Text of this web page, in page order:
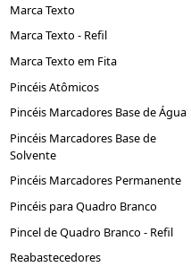
Marca Texto
Marca Texto - Refil
Marca Texto em Fita
Pincéis Atômicos
Pincéis Marcadores Base de Água
Pincéis Marcadores Base de
Solvente
Pincéis Marcadores Permanente
Pincéis para Quadro Branco
Pincel de Quadro Branco - Refil
Reabastecedores